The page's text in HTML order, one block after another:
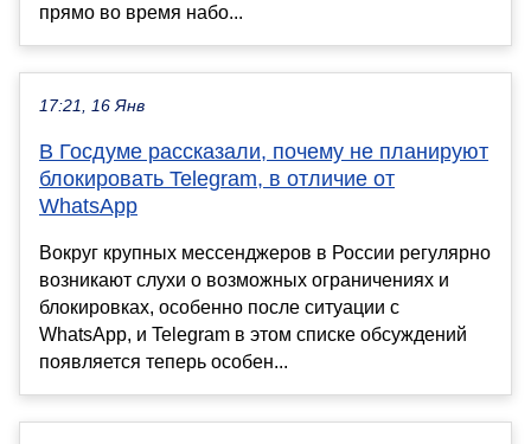
прямо во время набо...
17:21, 16 Янв
В Госдуме рассказали, почему не планируют
блокировать Telegram, в отличие от
WhatsApp
Вокруг крупных мессенджеров в России регулярно
возникают слухи о возможных ограничениях и
блокировках, особенно после ситуации с
WhatsApp, и Telegram в этом списке обсуждений
появляется теперь особен...